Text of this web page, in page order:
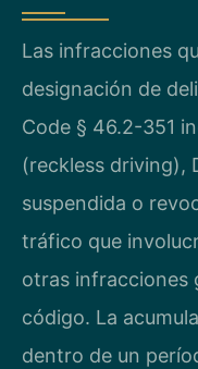
Las infracciones
designación de
Code § 46.2-351
(reckless driving),
suspendida o
tráfico que
otras infracciones
código. La
dentro de un